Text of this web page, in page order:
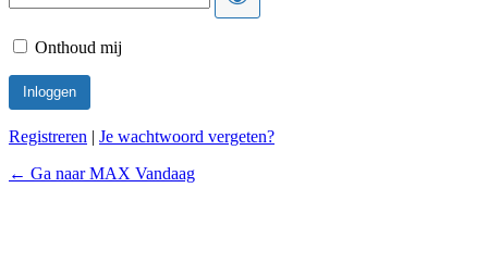
Onthoud mij
Registreren | Je wachtwoord vergeten?
← Ga naar MAX Vandaag